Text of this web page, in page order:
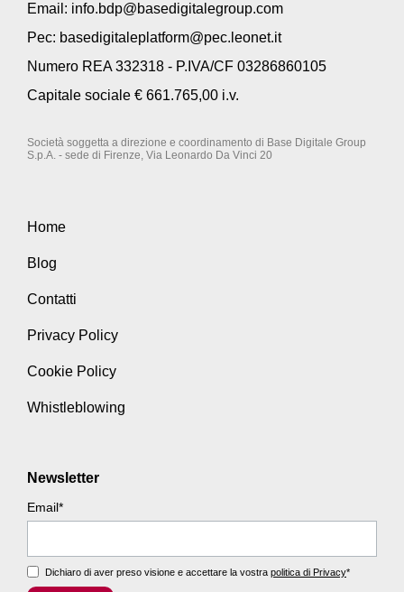
Email: info.bdp@basedigitalegroup.com
Pec: basedigitaleplatform@pec.leonet.it
Numero REA 332318 - P.IVA/CF 03286860105
Capitale sociale € 661.765,00 i.v.
Società soggetta a direzione e coordinamento di Base Digitale Group
S.p.A. - sede di Firenze, Via Leonardo Da Vinci 20
Home
Blog
Contatti
Privacy Policy
Cookie Policy
Whistleblowing
Newsletter
Email*
Dichiaro di aver preso visione e accettare la vostra politica di Privacy*